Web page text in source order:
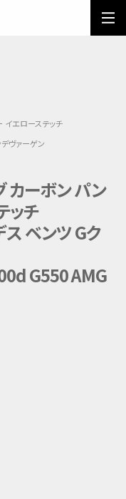
イエローステッチ
ヴァーゲン
カーボン パン
ッチ
ベンツ Gク
G550 AMG